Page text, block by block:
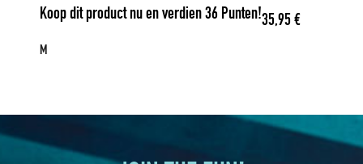
Koop dit product nu en verdien36 Punten!35,95€
M